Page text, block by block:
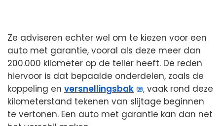
Ze adviseren echter wel om te kiezen voor een
auto met garantie, vooral als deze meer dan
200.000 kilometer op de teller heeft. De reden
hiervoor is dat bepaalde onderdelen, zoals de
koppeling en versnellingsbak
, vaak rond deze
kilometerstand tekenen van slijtage beginnen
te vertonen. Een auto met garantie kan dan net